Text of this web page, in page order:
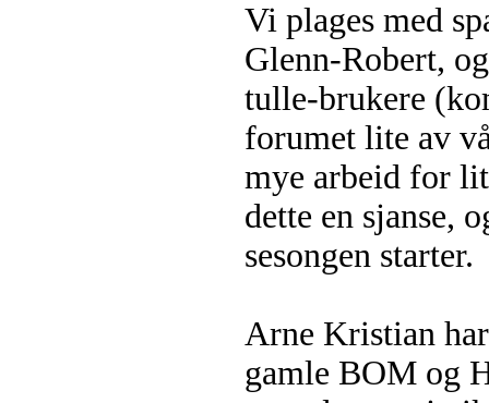
Vi plages med
Glenn-Robert,
tulle-brukere
forumet lite av
mye arbeid for
dette en sjanse,
sesongen starter.
Arne Kristian
gamle BOM og